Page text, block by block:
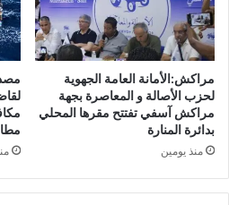
و
س
ت
ا
ر
ي
ك
ا
ا
ل
د
ف
ا
ع
ب
ج
م
ه
و
مراكش:الأمانة العامة الجهوية
لحزب الأصالة و المعاصرة بجهة
مراكش آسفي تفتتح مقرها المحلي
بدائرة المنارة
منذ يومين منذ